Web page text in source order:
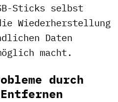
Sticks selbst
Wiederherstellung
Daten
macht.
durch
Entfernen